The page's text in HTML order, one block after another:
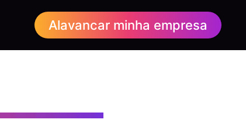
Alavancar minha empresa